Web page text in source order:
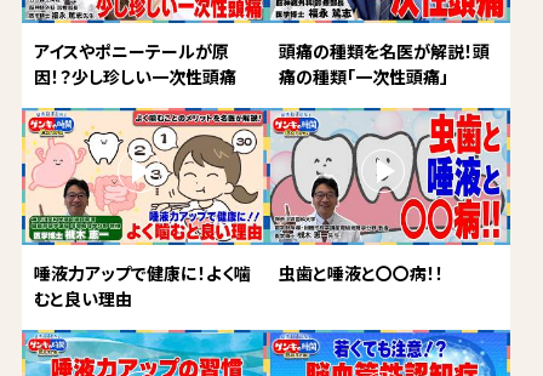
アイスやポニーテールが原
因！？少し珍しい一次性頭痛
頭痛の種類を名医が解説！頭
痛の種類「一次性頭痛」
唾液力アップで健康に！よく噛
むと良い理由
虫歯と唾液と〇〇病！！